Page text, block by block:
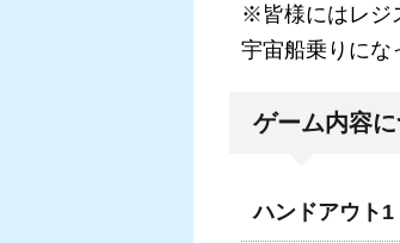
※皆様にはレジ
宇宙船乗りにな
ゲーム内容
ハンドアウト1